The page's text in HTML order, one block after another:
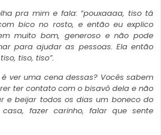
pra mim e fala: “pouxaaaa, tiso tá
bico no rosto, e então eu explico
muito bom, generoso e não pode
para ajudar as pessoas. Ela então
tiso, tiso”.
ver uma cena dessas? Vocês sabem
ter contato com o bisavô dela e não
e beijar todos os dias um boneco do
fazer carinho, falar que sente